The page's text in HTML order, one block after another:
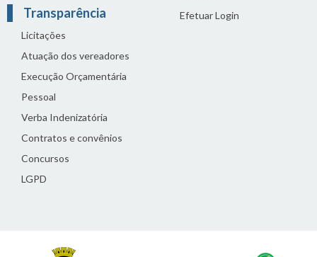
Transparência
Licitações
Atuação dos vereadores
Execução Orçamentária
Pessoal
Verba Indenizatória
Contratos e convênios
Concursos
LGPD
Efetuar Login